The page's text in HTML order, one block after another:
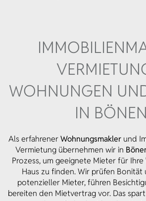
WOHNUNGEN
IN BÖNEN
Als erfahrenerWohnungsmakler und
Vermietung übernehmen wir in
Prozess, um geeignete Mieter für
Haus zu finden. Wir prüfen Bonität
potenzieller Mieter, führen
bereiten den Mietvertrag vor. Das